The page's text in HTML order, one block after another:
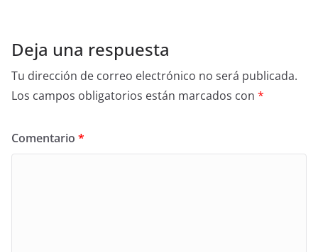
Deja una respuesta
Tu dirección de correo electrónico no será publicada.
Los campos obligatorios están marcados con *
Comentario *